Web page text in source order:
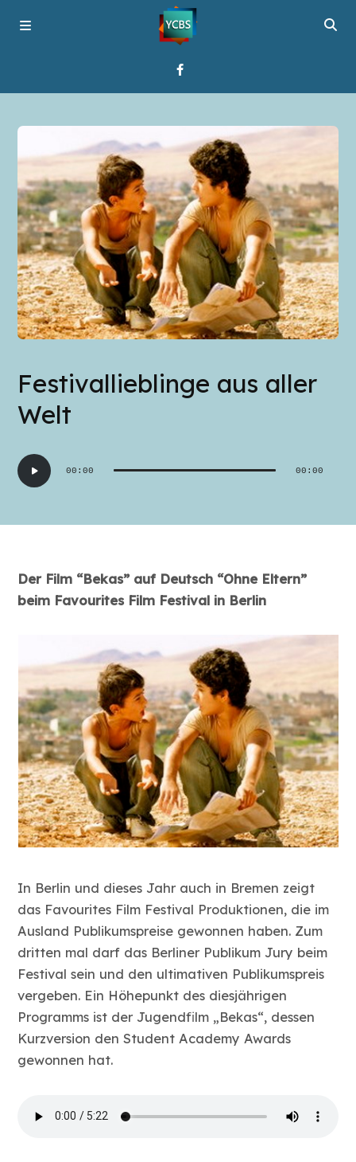
Über YCBS
Media Bridges
Festivallieblinge aus aller
Welt
Audio-
Player
00:00 00:00
Der Film “Bekas” auf Deutsch “Ohne Eltern”
beim Favourites Film Festival in Berlin
In Berlin und dieses Jahr auch in Bremen zeigt
das Favourites Film Festival Produktionen, die im
Ausland Publikumspreise gewonnen haben. Zum
dritten mal darf das Berliner Publikum Jury beim
Festival sein und den ultimativen Publikumspreis
vergeben. Ein Höhepunkt des diesjährigen
Programms ist der Jugendfilm „Bekas“, dessen
Kurzversion den Student Academy Awards
gewonnen hat.